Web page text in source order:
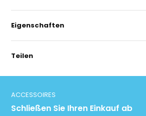
Eigenschaften
Teilen
ACCESSOIRES
Schließen Sie Ihren Einkauf ab